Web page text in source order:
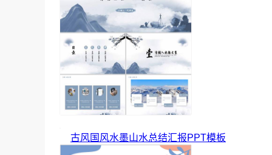
古风国风水墨山水总结汇报PPT模板